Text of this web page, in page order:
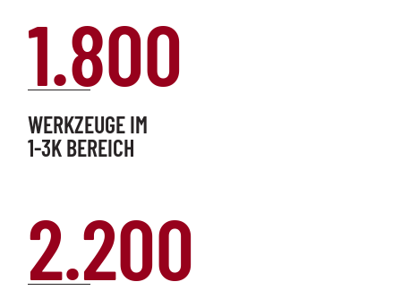
1.800
WERKZEUGE IM
1-3K BEREICH
2.200